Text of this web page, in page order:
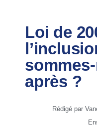
Loi de
après ?
Rédigé par